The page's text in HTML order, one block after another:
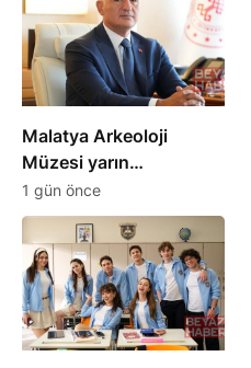
Malatya Arkeoloji
Müzesi yarın
ziyaretçilerini
ağırlamaya başlıyor
1 gün önce